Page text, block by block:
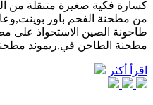
كسارة فكية صغيرة متنقلة من
من مطحنة الفحم باور
طاحونة الصين الاستحواذ على
مطحنة الطاحن في,ريموند
اقرأ أكثر